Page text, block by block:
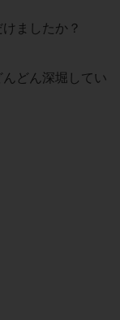
ましたか？
どん深堀してい